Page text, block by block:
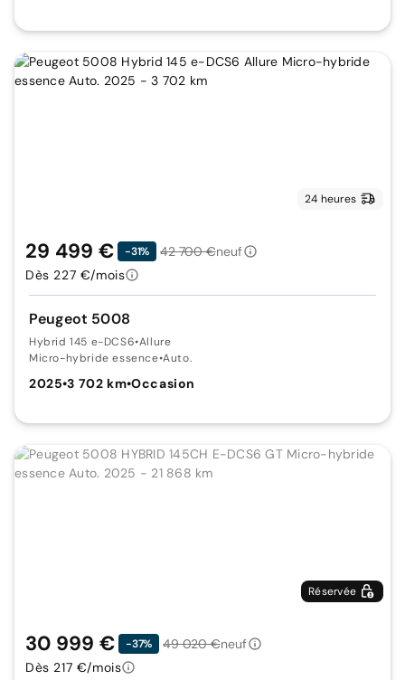
24 heures
Peugeot 5008
Hybrid 145 e-DCS6•Allure
Micro-hybride essence•Auto.
2025•3 702 km•Occasion
29 499 € -31% 42 700 €neuf
Dès 227 €/mois
Réservée
30 999 € -37% 49 020 €neuf
Dès 217 €/mois